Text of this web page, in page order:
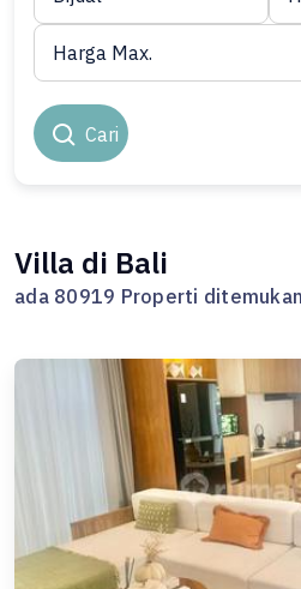
Cari
Harga Max.
Villa di Bali
ada 80919 Properti ditemukan